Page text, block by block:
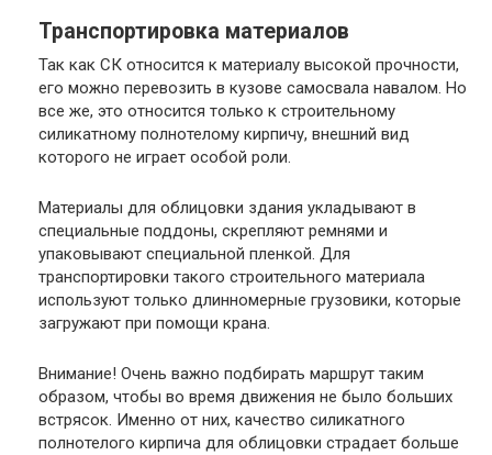
Транспортировка материалов
Так как СК относится к материалу высокой прочности,
его можно перевозить в кузове самосвала навалом. Но
все же, это относится только к строительному
силикатному полнотелому кирпичу, внешний вид
которого не играет особой роли.
Материалы для облицовки здания укладывают в
специальные поддоны, скрепляют ремнями и
упаковывают специальной пленкой. Для
транспортировки такого строительного материала
используют только длинномерные грузовики, которые
загружают при помощи крана.
Внимание! Очень важно подбирать маршрут таким
образом, чтобы во время движения не было больших
встрясок. Именно от них, качество силикатного
полнотелого кирпича для облицовки страдает больше